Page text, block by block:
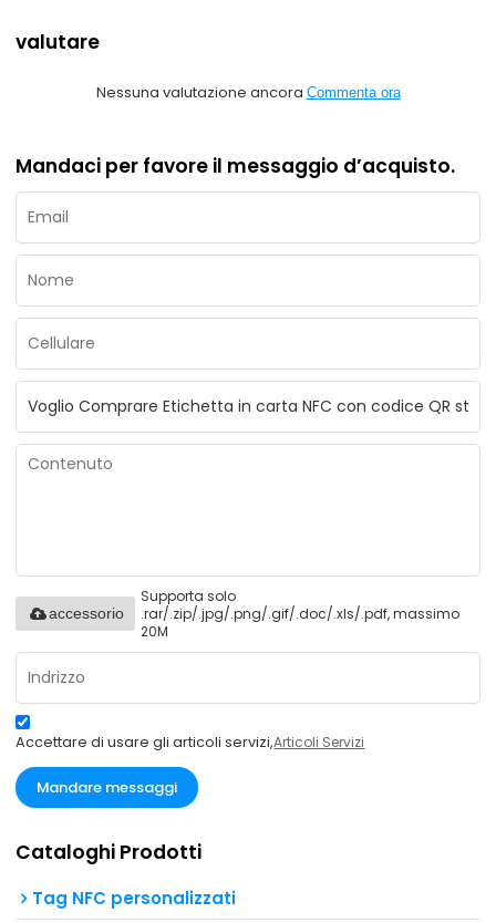
valutare
Nessuna valutazione ancora Commenta ora
Mandaci per favore il messaggio d’acquisto.
Supporta solo
.rar/.zip/.jpg/.png/.gif/.doc/.xls/.pdf, massimo
20M
accessorio
Accettare di usare gli articoli servizi,Articoli Servizi
Mandare messaggi
Cataloghi Prodotti
Tag NFC personalizzati